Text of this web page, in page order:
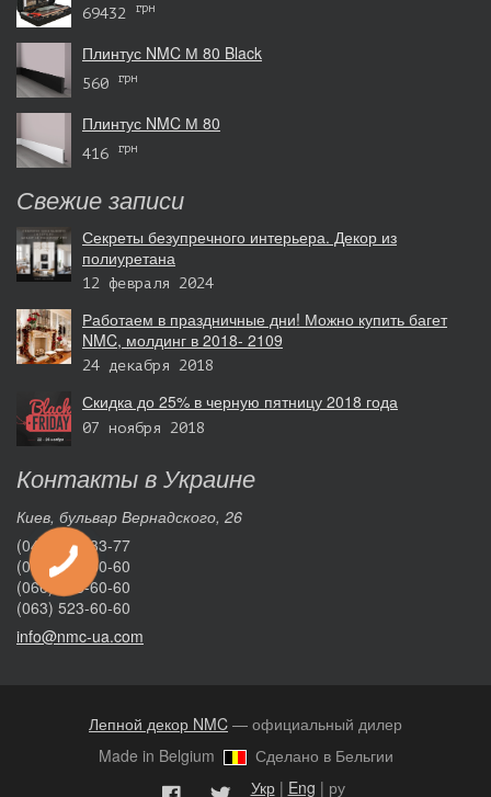
69432 грн
Плинтус NMC М 80 Black
560 грн
Плинтус NMC М 80
416 грн
Свежие записи
Секреты безупречного интерьера. Декор из
полиуретана
12 февраля 2024
Работаем в праздничные дни! Можно купить багет
NMC, молдинг в 2018- 2109
24 декабря 2018
Скидка до 25% в черную пятницу 2018 года
07 ноября 2018
Контакты в Украине
Киев, бульвар Вернадского, 26
(044) 332-33-77
(096) 050-60-60
(066) 623-60-60
(063) 523-60-60
info@nmc-ua.com
Лепной декор NMC — официальный дилер
Made in Belgium
Сделано в Бельгии
Укр| Eng | ру